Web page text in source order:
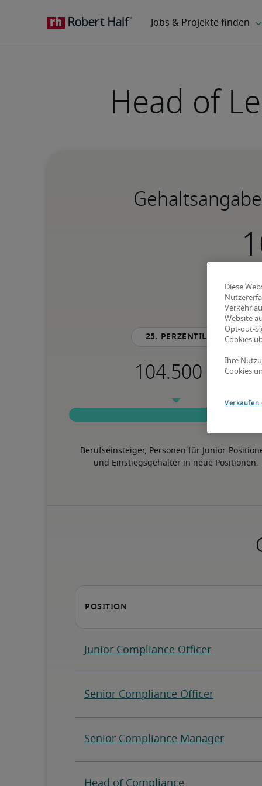
Head of
25. Perzentil
Berufseinsteiger, Personen für Junior-
und Einstiegsgehälter in neue Positionen.
Diese
Verkehr
Website
Opt-out-
Cookies
Ihre
Cookies
Verkaufen